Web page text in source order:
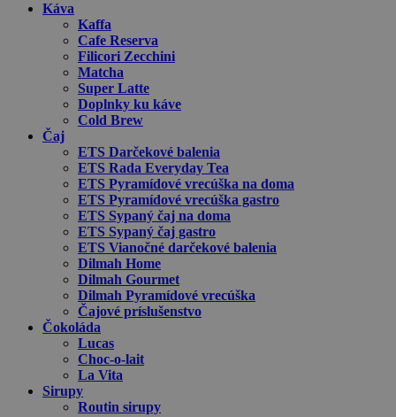
Káva
Kaffa
Cafe Reserva
Filicori Zecchini
Matcha
Super Latte
Doplnky ku káve
Cold Brew
Čaj
ETS Darčekové balenia
ETS Rada Everyday Tea
ETS Pyramídové vrecúška na doma
ETS Pyramídové vrecúška gastro
ETS Sypaný čaj na doma
ETS Sypaný čaj gastro
ETS Vianočné darčekové balenia
Dilmah Home
Dilmah Gourmet
Dilmah Pyramídové vrecúška
Čajové príslušenstvo
Čokoláda
Lucas
Choc-o-lait
La Vita
Sirupy
Routin sirupy